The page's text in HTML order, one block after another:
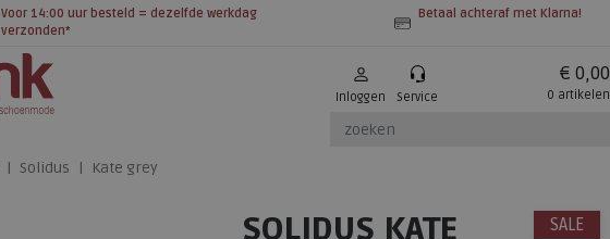
Voor 14:00 uur besteld = dezelfde werkdag
verzonden*
Betaal achteraf met Klarna!
Inloggen Service
€ 0,00
0 artikelen
Solidus Kate grey
SALE
SOLIDUS KATE